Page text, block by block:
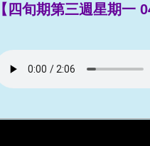
【四旬期第三週星期一